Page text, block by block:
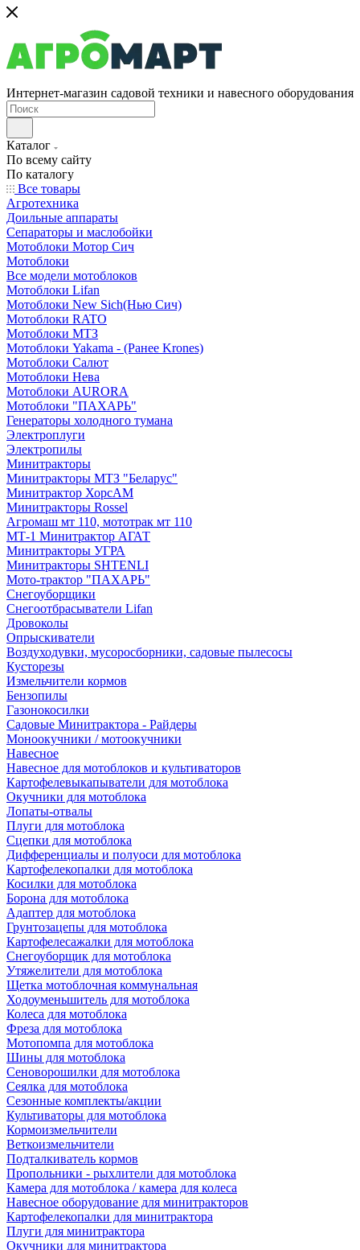
Интернет-магазин садовой техники и навесного оборудования
Каталог
По всему сайту
По каталогу
Все товары
Агротехника
Доильные аппараты
Сепараторы и маслобойки
Мотоблоки Мотор Сич
Мотоблоки
Все модели мотоблоков
Мотоблоки Lifan
Мотоблоки New Sich(Нью Сич)
Мотоблоки RATO
Мотоблоки МТЗ
Мотоблоки Yakama - (Ранее Krones)
Мотоблоки Салют
Мотоблоки Нева
Мотоблоки AURORA
Мотоблоки "ПАХАРЬ"
Генераторы холодного тумана
Электроплуги
Электропилы
Минитракторы
Минитракторы МТЗ "Беларус"
Минитрактор ХорсАМ
Минитракторы Rossel
Агромаш мт 110, мототрак мт 110
МТ-1 Минитрактор АГАТ
Минитракторы УГРА
Минитракторы SHTENLI
Мото-трактор "ПАХАРЬ"
Снегоуборщики
Снегоотбрасыватели Lifan
Дровоколы
Опрыскиватели
Воздуходувки, мусоросборники, cадовые пылесосы
Кусторезы
Измельчители кормов
Бензопилы
Газонокосилки
Садовые Минитрактора - Райдеры
Моноокучники / мотоокучники
Навесное
Навесное для мотоблоков и культиваторов
Картофелевыкапыватели для мотоблока
Окучники для мотоблока
Лопаты-отвалы
Плуги для мотоблока
Сцепки для мотоблока
Дифференциалы и полуоси для мотоблока
Картофелекопалки для мотоблока
Косилки для мотоблока
Борона для мотоблока
Адаптер для мотоблока
Грунтозацепы для мотоблока
Картофелесажалки для мотоблока
Снегоуборщик для мотоблока
Утяжелители для мотоблока
Щетка мотоблочная коммунальная
Ходоуменьшитель для мотоблока
Колеса для мотоблока
Фреза для мотоблока
Мотопомпа для мотоблока
Шины для мотоблока
Сеноворошилки для мотоблока
Сеялка для мотоблока
Сезонные комплекты/акции
Культиваторы для мотоблока
Кормоизмельчители
Веткоизмельчители
Подталкиватель кормов
Пропольники - рыхлители для мотоблока
Камера для мотоблока / камера для колеса
Навесное оборудование для минитракторов
Картофелекопалки для минитрактора
Плуги для минитрактора
Окучники для минитрактора